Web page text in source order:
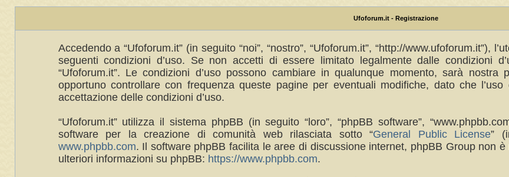
Ufoforum.it - Registrazione
Accedendo a “Ufoforum.it” (in seguito “noi”, “nostro”, “Ufoforum.it”, “http://www.ufoforum.it”),
seguenti condizioni d’uso. Se non accetti di essere limitato legalmente dalle condizioni
“Ufoforum.it”. Le condizioni d’uso possono cambiare in qualunque momento, sarà
opportuno controllare con frequenza queste pagine per eventuali modifiche, dato che
accettazione delle condizioni d’uso.
“Ufoforum.it” utilizza il sistema phpBB (in seguito “loro”, “phpBB software”,
software per la creazione di comunità web rilasciata sotto “General Public License”
www.phpbb.com. Il software phpBB facilita le aree di discussione internet, phpBB Group non
ulteriori informazioni su phpBB: https://www.phpbb.com.